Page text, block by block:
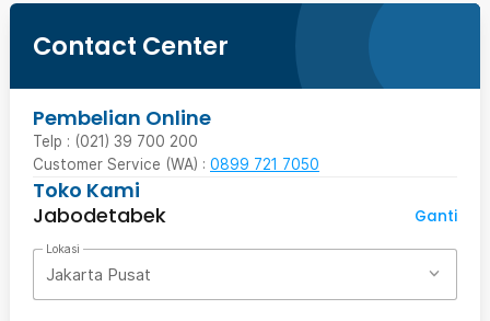
Contact Center
Pembelian Online
Telp : (021) 39 700 200
Customer Service (WA) : 0899 721 7050
Toko Kami
Jabodetabek
Ganti
Lokasi
Jakarta Pusat